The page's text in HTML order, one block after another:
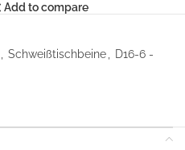
Add to compare
Schweißtischbeine
D16-6 -